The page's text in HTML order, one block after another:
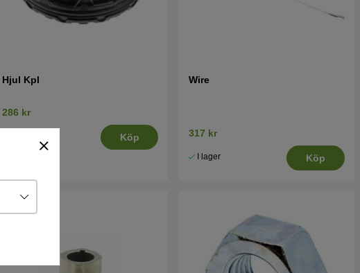
Hjul Kpl
286 kr
Skickas om 2-
Köp
Wire
317 kr
I lager Köp